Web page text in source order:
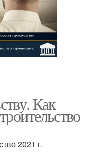
Как
2021 г.